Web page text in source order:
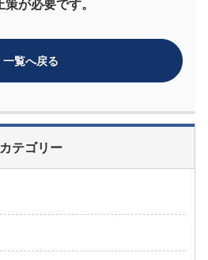
が必要です。
一覧へ戻る
カテゴリー